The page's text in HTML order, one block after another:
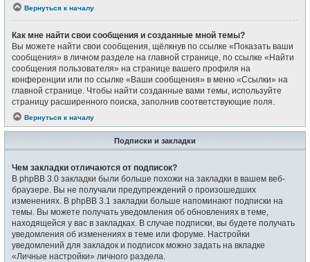
Вернуться к началу
Как мне найти свои сообщения и созданные мной темы?
Вы можете найти свои сообщения, щёлкнув по ссылке «Показать ваши
сообщения» в личном разделе на главной странице, по ссылке «Найти
сообщения пользователя» на странице вашего профиля на
конференции или по ссылке «Ваши сообщения» в меню «Ссылки» на
главной странице. Чтобы найти созданные вами темы, используйте
страницу расширенного поиска, заполнив соответствующие поля.
Вернуться к началу
Подписки и закладки
Чем закладки отличаются от подписок?
В phpBB 3.0 закладки были больше похожи на закладки в вашем веб-
браузере. Вы не получали предупреждений о произошедших
изменениях. В phpBB 3.1 закладки больше напоминают подписки на
темы. Вы можете получать уведомления об обновлениях в теме,
находящейся у вас в закладках. В случае подписки, вы будете получать
уведомления об изменениях в теме или форуме. Настройки
уведомлений для закладок и подписок можно задать на вкладке
«Личные настройки» личного раздела.